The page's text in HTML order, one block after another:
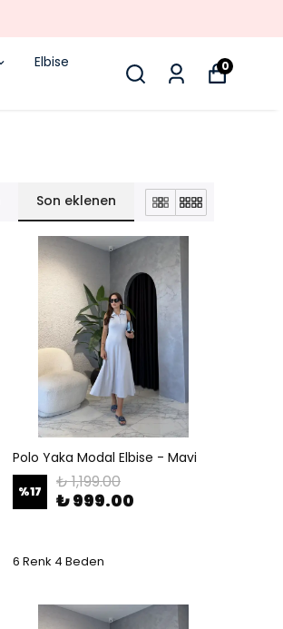
Elbise
0
Son eklenen
Polo Yaka Modal Elbise - Mavi
%17 ₺ 1,199.00
₺ 999.00
6 Renk 4 Beden